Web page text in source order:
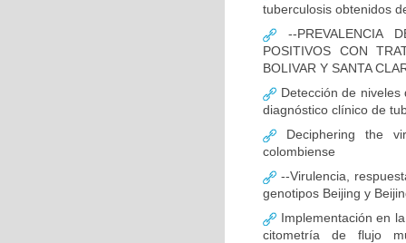
tuberculosis obtenidos
--PREVALENCIA
POSITIVOS CON
BOLIVAR Y SANTA
Detección de
diagnóstico clínico de
Deciphering the
colombiense
--Virulencia,
genotipos Beijing y
Implementación en
citometría de flujo